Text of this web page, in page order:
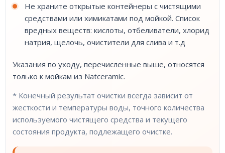
Не храните открытые контейнеры с чистящими
средствами или химикатами под мойкой. Список
вредных веществ: кислоты, отбеливатели, хлорид
натрия, щелочь, очистители для слива и т.д
Указания по уходу, перечисленные выше, относятся
только к мойкам из Natceramic.
* Конечный результат очистки всегда зависит от
жесткости и температуры воды, точного количества
используемого чистящего средства и текущего
состояния продукта, подлежащего очистке.